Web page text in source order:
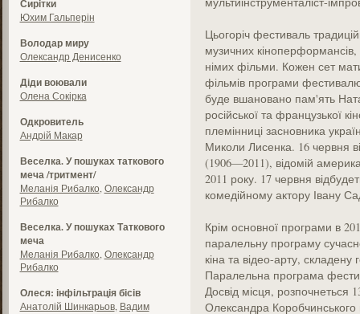
Сирітки
Юхим Гальперін
Володар миру
Олександр Денисенко
Діди воювали
Олена Сокірка
Одкровитель
Андрій Макар
Веселка. У пошуках таткового
меча /тритмент/
Меланія Рибалко Олександр
Рибалко
Веселка. У пошуках Таткового
меча
Меланія Рибалко Олександр
Рибалко
Олеся: інфільтрація бісів
Анатолій Шинкарьов, Вадим
Цьогоріч фестиваль
музичних
німих фільми. Кожен сет
фільмів програми
буде вшановано пам'ять
російської та французької
племінниці засновника
Миколи Лисенка. 16 червня
(1906—2011), відомій
2011 року. 17 червня
комедійному актору Івану
Крім основної програми в
паралельну програму
кіна та відео-арту,
Паралельна програма
Досвід місця, розпочнеться
Олександра Коробчинського